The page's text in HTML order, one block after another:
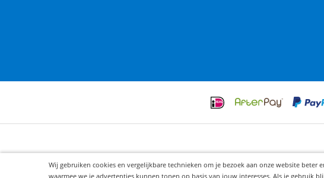
Wij gebruiken cookies en vergelijkbare technieken om je bezoek aan onze website
waarmee we je advertenties kunnen tonen op basis van jouw interesses. Als je gebruik